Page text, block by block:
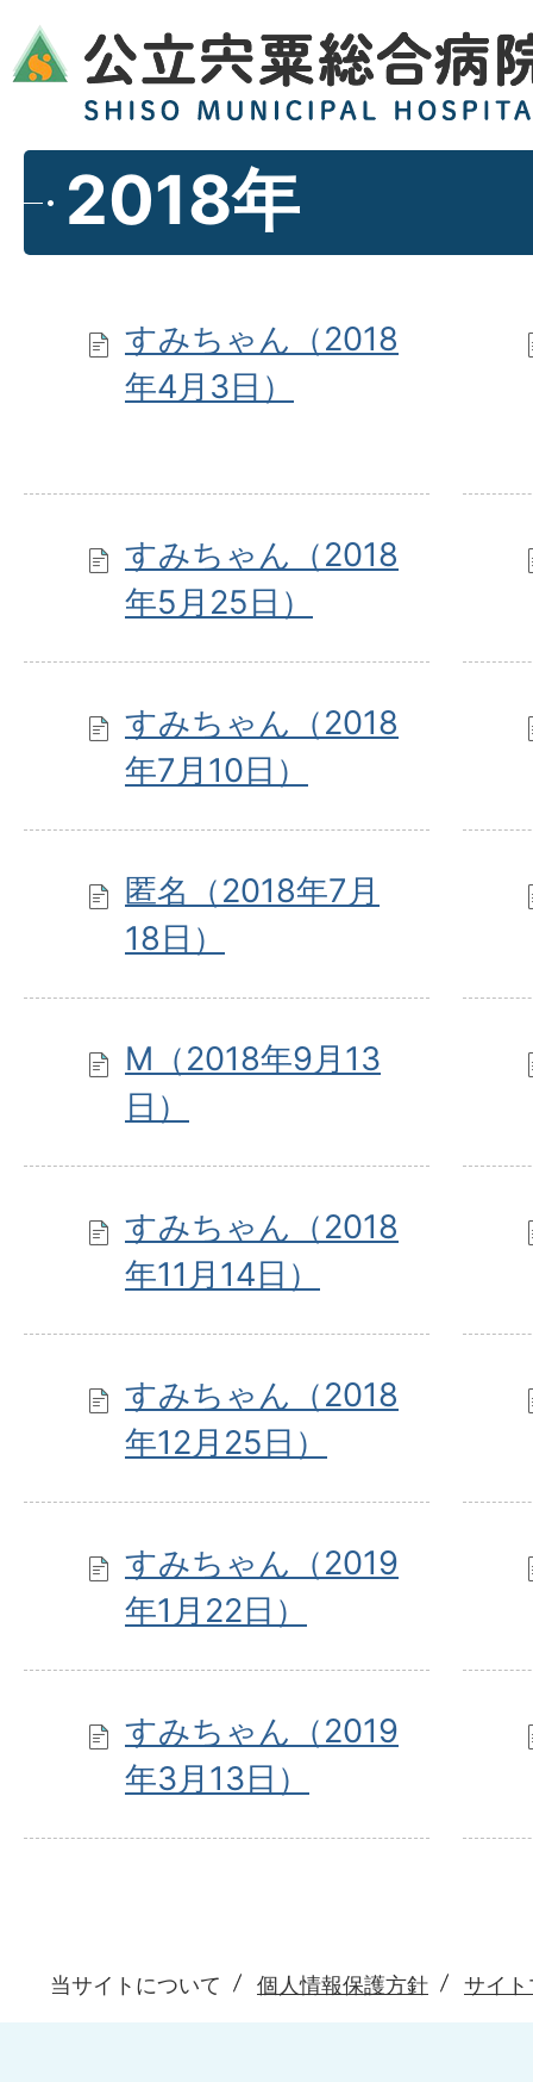
2018年
すみちゃん（2018
年4月3日）
すみちゃん（2018
年5月25日）
すみちゃん（2018
年7月10日）
匿名（2018年7月
18日）
M（2018年9月13
日）
すみちゃん（2018
年11月14日）
すみちゃん（2018
年12月25日）
すみちゃん（2019
年1月22日）
すみちゃん（2019
年3月13日）
当サイトについて 個人情報保護方針 サイ